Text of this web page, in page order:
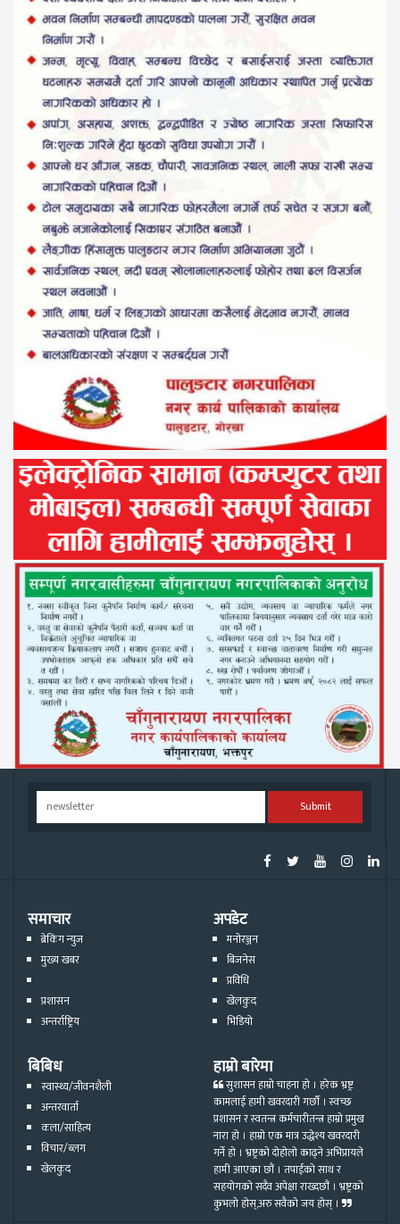
Submit
समाचार
ब्रेकिंग न्युज
मुख्य खबर
प्रशासन
अन्तर्राष्ट्रिय
अपडेट
मनोरञ्जन
बिजनेस
प्रविधि
खेलकुद
भिडियो
बिबिध
स्वास्थ्य/जीवनशैली
अन्तरवार्ता
कला/साहित्य
विचार/ब्लग
खेलकुद
हाम्रो बारेमा
सुशासन हाम्रो चाहना हो । हरेक भ्रष्ट्र
कामलाई हामी खवरदारी गर्छौ । स्वच्छ
प्रशासन र स्वतन्त्र कर्मचारीतन्त्र हाम्रो प्रमुख
नारा हो । हाम्रो एक मात्र उद्धेश्य खवरदारी
गर्ने हो । भ्रष्ट्रको दोहोलो काढ्ने अभिप्रायले
हामी आएका छौं । तपाईको साथ र
सहयोगको सदैव अपेक्षा राख्दछौं । भ्रष्ट्रको
कुभलो होस्,अरु सवैको जय होस् ।